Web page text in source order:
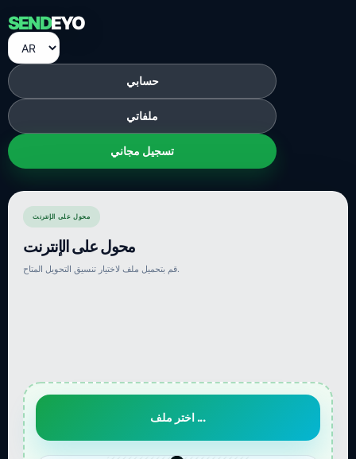
SENDEYO
حسابي
ملفاتي
تسجيل مجاني
محول على الإنترنت
محول على الإنترنت
قم بتحميل ملف لاختيار تنسيق التحويل المتاح.
اختر ملف ...